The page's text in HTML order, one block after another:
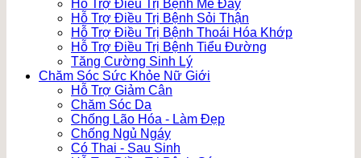
Hỗ Trợ Điều Trị Bệnh Mề Đay
Hỗ Trợ Điều Trị Bệnh Sỏi Thận
Hỗ Trợ Điều Trị Bệnh Thoái Hóa Khớp
Hỗ Trợ Điều Trị Bệnh Tiểu Đường
Tăng Cường Sinh Lý
Chăm Sóc Sức Khỏe Nữ Giới
Hỗ Trợ Giảm Cân
Chăm Sóc Da
Chống Lão Hóa - Làm Đẹp
Chống Ngủ Ngáy
Có Thai - Sau Sinh